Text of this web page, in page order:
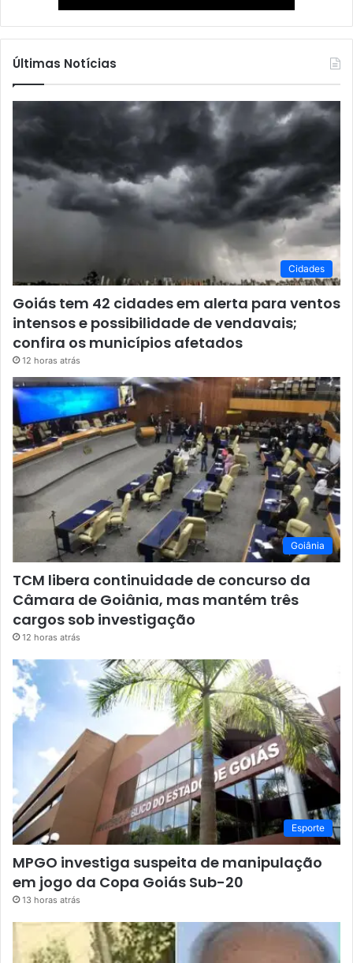
Últimas Notícias
Cidades
Goiás tem 42 cidades em alerta para ventos
intensos e possibilidade de vendavais;
confira os municípios afetados
12 horas atrás
Goiânia
TCM libera continuidade de concurso da
Câmara de Goiânia, mas mantém três
cargos sob investigação
12 horas atrás
Esporte
MPGO investiga suspeita de manipulação
em jogo da Copa Goiás Sub-20
13 horas atrás